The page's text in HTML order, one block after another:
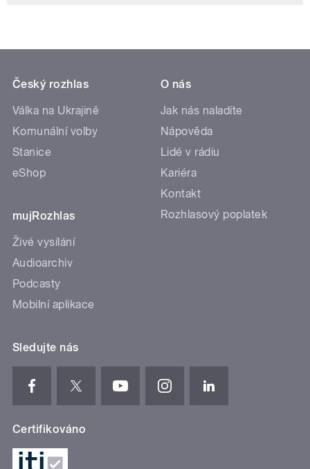
Český rozhlas
Válka na Ukrajině
Komunální volby
Stanice
eShop
mujRozhlas
Živé vysílání
Audioarchiv
Podcasty
Mobilní aplikace
O nás
Jak nás naladíte
Nápověda
Lidé v rádiu
Kariéra
Kontakt
Rozhlasový poplatek
Sledujte nás
Certifikováno